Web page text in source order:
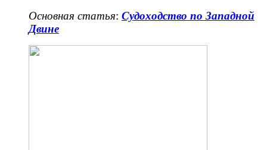
Основная статья: Судоходство по Западной
Двине